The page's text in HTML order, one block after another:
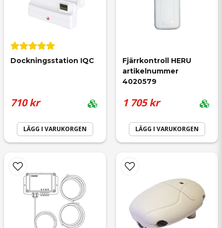
emailMejladress
Skicka fråga
Dockningsstation IQC
710 kr
LÄGG I VARUKORGEN
Fjärrkontroll HERU
artikelnummer
4020579
1 705 kr
LÄGG I VARUKORGEN